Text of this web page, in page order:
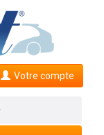
Votre compte